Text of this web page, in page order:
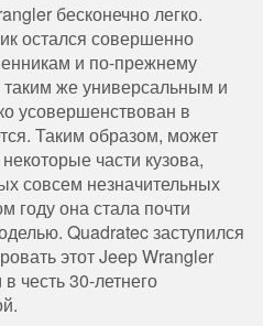
бесконечно легко.
остался совершенно
и по-прежнему
же универсальным и
усовершенствован в
Таким образом, может
части кузова,
совсем незначительных
году она стала почти
Quadratec заступился
этот Jeep Wrangler
честь 30-летнего